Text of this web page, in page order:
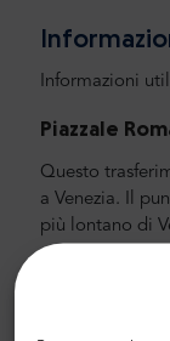
Informazioni
Piazzale
Questo
a Venezia. Il
più lontano di